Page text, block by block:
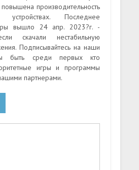
производительность
Последнее
вышло 24 апр. 2023?г. -
скачали нестабильную
Подписывайтесь на наши
быть среди первых кто
игры и программы
партнерами.